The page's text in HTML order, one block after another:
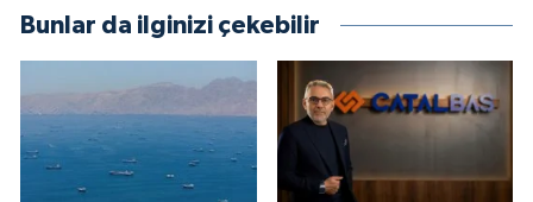
Bunlar da ilginizi çekebilir